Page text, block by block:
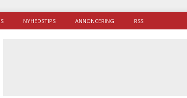
NYHEDSTIPS ANNONCERING RSS